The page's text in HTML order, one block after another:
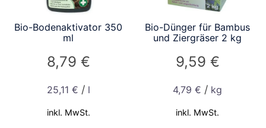
Bio-Bodenaktivator 350
ml
8,79 €
25,11 € / l
inkl. MwSt.
Bio-Dünger für Bambus
und Ziergräser 2 kg
9,59 €
4,79€ / kg
inkl. MwSt.